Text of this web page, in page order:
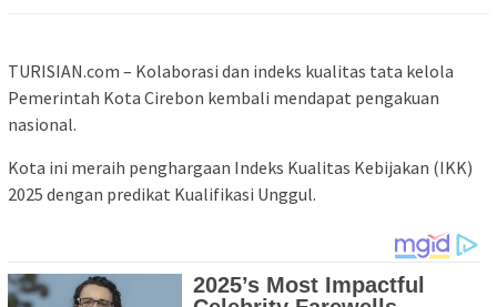
TURISIAN.com – Kolaborasi dan indeks kualitas tata kelola
Pemerintah Kota Cirebon kembali mendapat pengakuan
nasional.
Kota ini meraih penghargaan Indeks Kualitas Kebijakan (IKK)
2025 dengan predikat Kualifikasi Unggul.